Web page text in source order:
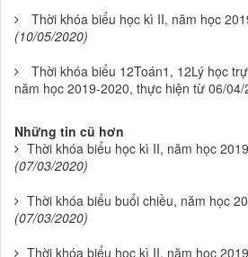
Thời khóa biểu học kì II, năm học
(10/05/2020)
Thời khóa biểu 12Toán1, 12Lý học
năm học 2019-2020, thực hiện từ 06/04/
Những tin cũ hơn
Thời khóa biểu học kì II, năm học
(07/03/2020)
Thời khóa biểu buổi chiều, năm học
(07/03/2020)
Thời khóa biểu học kì II, năm học